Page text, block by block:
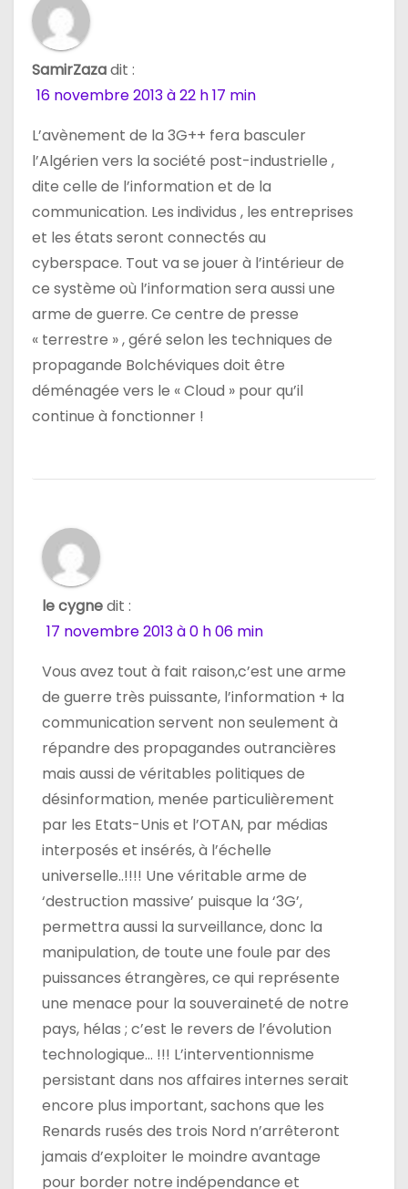
SamirZazadit :
16 novembre 2013 à 22 h 17 min
L’avènement de la 3G++ fera basculer
l’Algérien vers la société post-industrielle ,
dite celle de l’information et de la
communication. Les individus , les entreprises
et les états seront connectés au
cyberspace. Tout va se jouer à l’intérieur de
ce système où l’information sera aussi une
arme de guerre. Ce centre de presse
« terrestre » , géré selon les techniques de
propagande Bolchéviques doit être
déménagée vers le « Cloud » pour qu’il
continue à fonctionner !
le cygnedit :
17 novembre 2013 à 0 h 06 min
Vous avez tout à fait raison,c’est une arme
de guerre très puissante, l’information + la
communication servent non seulement à
répandre des propagandes outrancières
mais aussi de véritables politiques de
désinformation, menée particulièrement
par les Etats-Unis et l’OTAN, par médias
interposés et insérés, à l’échelle
universelle..!!!! Une véritable arme de
‘destruction massive’ puisque la ‘3G’,
permettra aussi la surveillance, donc la
manipulation, de toute une foule par des
puissances étrangères, ce qui représente
une menace pour la souveraineté de notre
pays, hélas ; c’est le revers de l’évolution
technologique… !!! L’interventionnisme
persistant dans nos affaires internes serait
encore plus important, sachons que les
Renards rusés des trois Nord n’arrêteront
jamais d’exploiter le moindre avantage
pour border notre indépendance et